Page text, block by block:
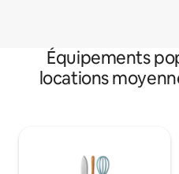
Équipements
locations